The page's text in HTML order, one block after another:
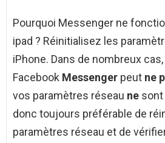
Pourquoi Messenger ne
ipad ? Réinitialisez les
iPhone. Dans de nombreux
Facebook Messenger peut ne
vos paramètres réseau ne sont
donc toujours préférable de
paramètres réseau et de